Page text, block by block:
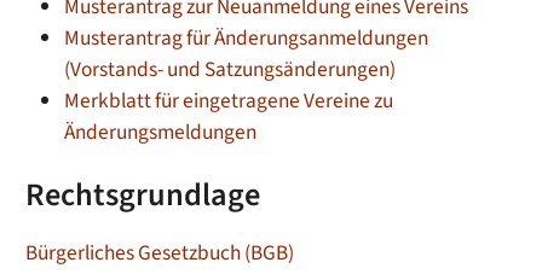
Musterantrag zur Neuanmeldung eines Vereins
Musterantragfür Änderungsanmeldungen
(Vorstands- und Satzungsänderungen)
Merkblatt für eingetragene Vereine zu
Änderungsmeldungen
Rechtsgrundlage
Bürgerliches Gesetzbuch (BGB)